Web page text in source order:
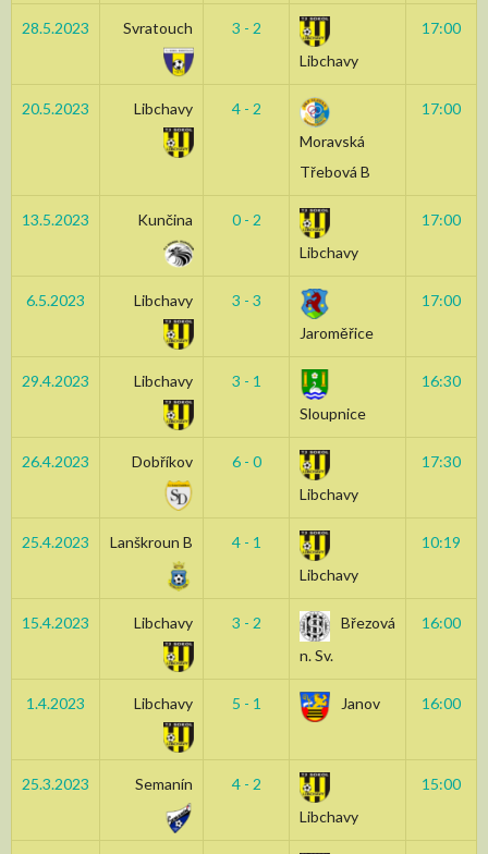
28.5.2023 Svratouch
3 - 2
Libchavy
17:00
20.5.2023 Libchavy
4 - 2
Moravská
Třebová B
17:00
13.5.2023 Kunčina
0 - 2
Libchavy
17:00
6.5.2023 Libchavy
3 - 3
Jaroměřice
17:00
29.4.2023 Libchavy
3 - 1
Sloupnice
16:30
26.4.2023 Dobříkov
6 - 0
Libchavy
17:30
25.4.2023 Lanškroun B
4 - 1
Libchavy
10:19
15.4.2023 Libchavy 3 - 2
Březová
n. Sv.
16:00
1.4.2023 Libchavy 5 - 1 Janov 16:00
25.3.2023 Semanín
4 - 2
Libchavy
15:00